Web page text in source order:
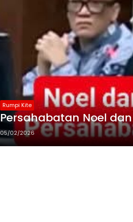
Rumpi Kite
Persahabatan Noel
05/02/2026